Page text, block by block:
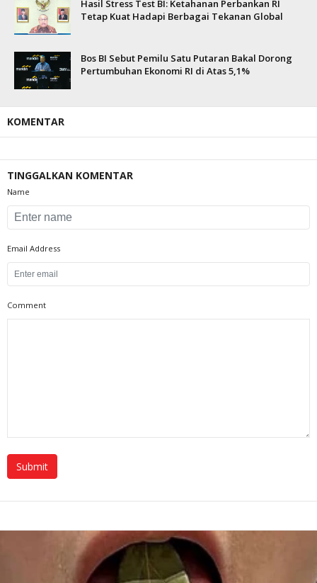
Hasil Stress Test BI: Ketahanan Perbankan RI
Tetap Kuat Hadapi Berbagai Tekanan Global
Bos BI Sebut Pemilu Satu Putaran Bakal Dorong
Pertumbuhan Ekonomi RI di Atas 5,1%
KOMENTAR
TINGGALKAN KOMENTAR
Name
Email Address
Comment